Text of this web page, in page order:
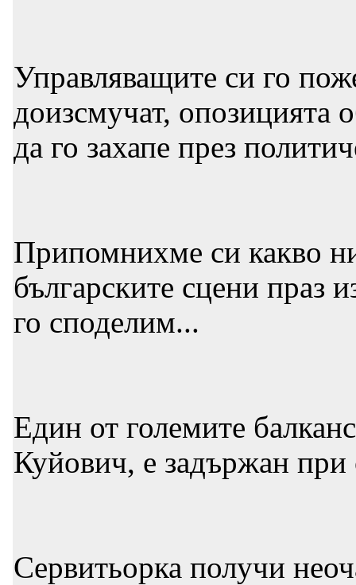
Управляващите си го
доизсмучат, опозицията
да го захапе през
Припомнихме си какво
българските сцени праз
го споделим...
Един от големите
Куйович, е задържан при
Сервитьорка получи